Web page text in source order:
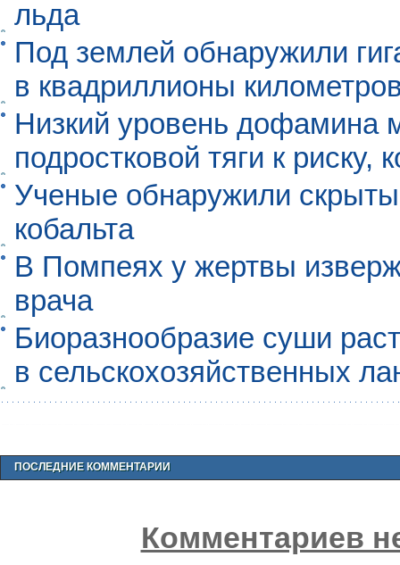
льда
Под землей обнаружили
в квадриллионы
Низкий уровень дофамина
подростковой тяги к риску,
Ученые обнаружили
кобальта
В Помпеях у жертвы
врача
Биоразнообразие суши
в сельскохозяйственных
ПОСЛЕДНИЕ КОММЕНТАРИИ
Комментариев